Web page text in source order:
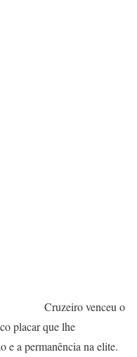
Cruzeiro venceu o
placar que lhe
e a permanência na elite.